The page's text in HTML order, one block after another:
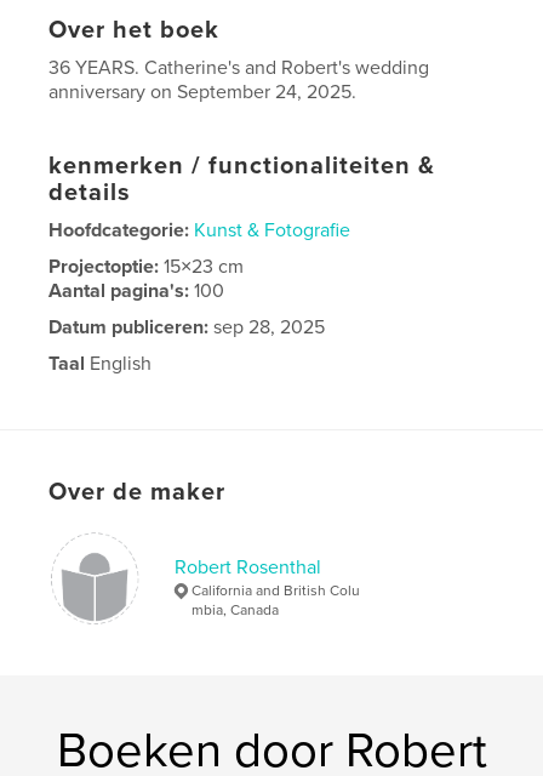
Over het boek
36 YEARS. Catherine's and Robert's wedding
anniversary on September 24, 2025.
kenmerken / functionaliteiten &
details
Hoofdcategorie: Kunst & Fotografie
Projectoptie:15×23 cm
Aantal pagina's:100
Datum publiceren: sep 28, 2025
Taal English
Over de maker
Robert Rosenthal
California and British Colu
mbia, Canada
Boeken door Robert